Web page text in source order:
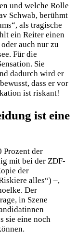
und welche Rolle
Schwab, berühmt
als tragische
ein Reiter einen
auch nur zu
Für die
Sie
dadurch wird er
dass er vor
ist riskant!
ist eine
Prozent der
mit bei der ZDF-
der
alles“) –,
Der
in Szene
sie eine noch